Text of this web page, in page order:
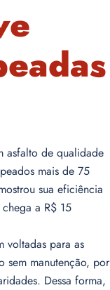
asfalto de qualidade
mais de 75
sua eficiência
a R$ 15
voltadas para as
sem manutenção, por
Dessa forma,